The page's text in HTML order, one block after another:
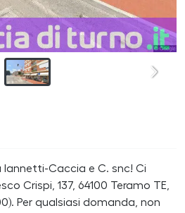
Iannetti-Caccia e C. snc! Ci
Crispi, 137, 64100 Teramo TE,
Per qualsiasi domanda, non